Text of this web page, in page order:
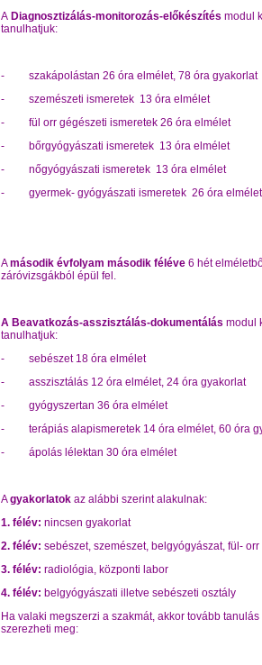
A Diagnosztizálás-monitorozás-előkészítés modul
tanulhatjuk:
-
szakápolástan 26 óra elmélet, 78 óra gyakorlat
-
szemészeti ismeretek 13 óra elmélet
-
fül orr gégészeti ismeretek 26 óra elmélet
-
bőrgyógyászati ismeretek 13 óra elmélet
-
nőgyógyászati ismeretek 13 óra elmélet
-
gyermek- gyógyászati ismeretek 26 óra elmélet
Amásodik évfolyam második féléve 6 hét
záróvizsgákból épül fel.
A Beavatkozás-asszisztálás-dokumentálás modul
tanulhatjuk:
-
sebészet 18 óra elmélet
-
asszisztálás 12 óra elmélet, 24 óra gyakorlat
-
gyógyszertan 36 óra elmélet
-
terápiás alapismeretek 14 óra elmélet, 60 óra
-
ápolás lélektan 30 óra elmélet
Agyakorlatok az alábbi szerint alakulnak:
1. félév: nincsen gyakorlat
2. félév: sebészet, szemészet, belgyógyászat, fül-
3. félév: radiológia, központi labor
4. félév: belgyógyászati illetve sebészeti osztály
Ha valaki megszerzi a szakmát, akkor tovább
szerezheti meg: